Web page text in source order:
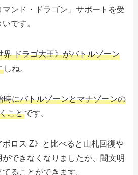
ンド・ドラゴン」サポートを受
です。
界 ドラゴ大王》がバトルゾーン
しね。
時にバトルゾーンとマナゾーンの
ことです。
ボロス Z》と比べると山札回復や
できなくなりましたが、闇文明
ることができます。